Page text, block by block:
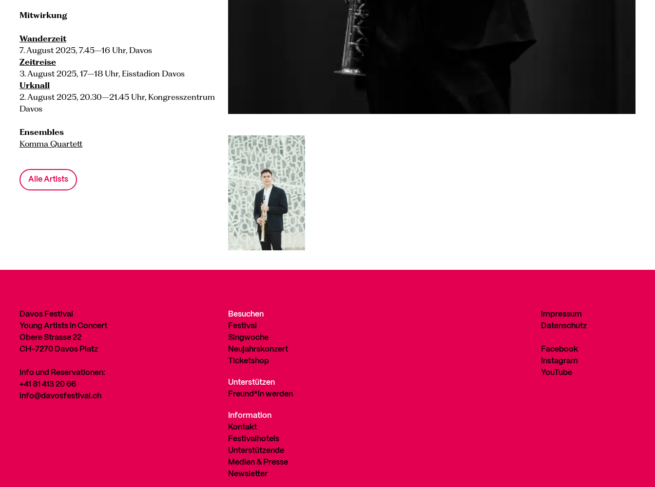
Mitwirkung
Wanderzeit
7. August 2025, 7.45–16 Uhr, Davos
Zeitreise
3. August 2025, 17–18 Uhr, Eisstadion Davos
Urknall
2. August 2025, 20.30–21.45 Uhr, Kongresszentrum
Davos
Ensembles
Komma Quartett
Alle Artists
Davos Festival
Young Artists in Concert
Obere Strasse 22
CH-7270 Davos Platz
Info und Reservationen:
+41 81 413 20 66
info@davosfestival.ch
Besuchen
Festival
Singwoche
Neujahrskonzert
Ticketshop
Unterstützen
Freund*in werden
Information
Kontakt
Festivalhotels
Unterstützende
Medien & Presse
Newsletter
Impressum
Datenschutz
Facebook
Instagram
YouTube